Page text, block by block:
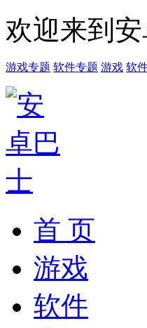
欢迎来到
游戏专题 软件专题 游戏 软
首 页
游戏
软件